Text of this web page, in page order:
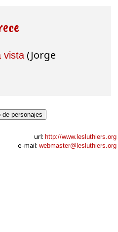
vista(Jorge
de personajes
url: http://www.lesluthiers.org
e-mail: webmaster@lesluthiers.org